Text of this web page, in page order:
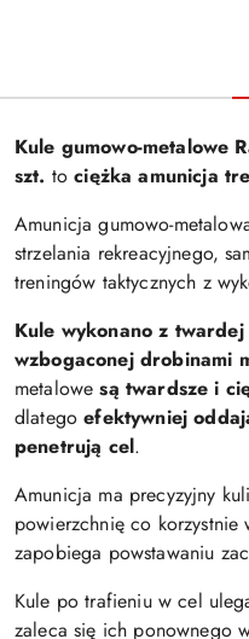
Kule gumowo-
szt. tociężka amunicja
Amunicja gumowo-
strzelania rekreacyjnego,
treningów taktycznych z
Kule wykonano z
wzbogaconej drobinami
metalowe są twardsze i
dlategoefektywniej
penetrują cel.
Amunicja ma precyzyjny
powierzchnię co korzystnie
zapobiega powstawaniu
Kule po trafieniu w cel
zaleca się ich ponownego